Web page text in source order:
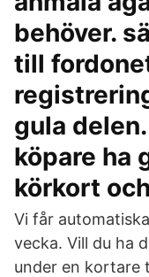
behöver.
till
gula
köpare ha
körkort
Vi får
vecka. Vill du ha
under en kortare